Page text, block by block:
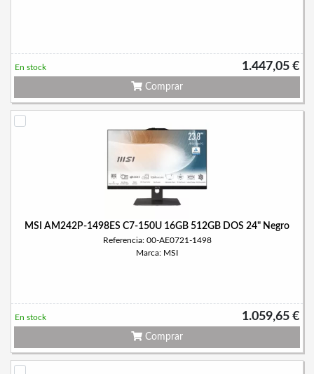
1.447,05 €
En stock
Comprar
MSI AM242P-1498ES C7-150U 16GB 512GB DOS 24" Negro
Referencia: 00-AE0721-1498
Marca: MSI
1.059,65 €
En stock
Comprar